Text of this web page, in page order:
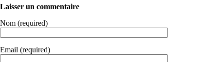
Laisser un commentaire
Nom (required)
Email (required)